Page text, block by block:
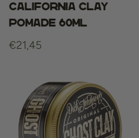
California Clay
Pomade 60ml
Normale
€21,45